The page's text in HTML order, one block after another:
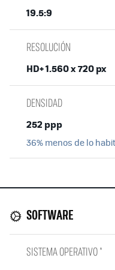
19.5:9
RESOLUCIÓN
HD+ 1.560 x 720 px
DENSIDAD
252 ppp
36% menos de lo
SOFTWARE
SISTEMA OPERATIVO *